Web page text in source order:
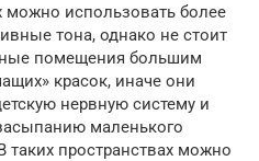
можно использовать более
тона, однако не стоит
помещения большим
красок, иначе они
нервную систему и
маленького
таких пространствах можно